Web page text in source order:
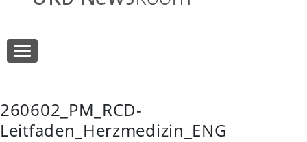
260602_PM_RCD-
Leitfaden_Herzmedizin_ENG